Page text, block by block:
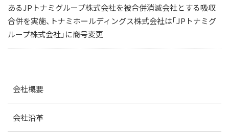
あるJPトナミグループ株式会社を被合併消滅会社とする吸収
合併を実施、トナミホールディングス株式会社は「JPトナミグ
ループ株式会社」に商号変更
会社概要
会社沿革